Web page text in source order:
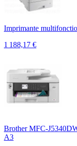
Imprimante
1 188,17 €
Brother MFC-
A3